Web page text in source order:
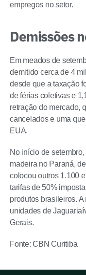
empregos no setor.
Demissões
Em meados de
demitido cerca de 4
desde que a taxação
de férias coletivas e
retração do mercado,
cancelados e uma
EUA.
No início de
madeira no Paraná,
colocou outros 1.100
tarifas de 50%
produtos brasileiros.
unidades de
Gerais.
Fonte: CBN Curitiba